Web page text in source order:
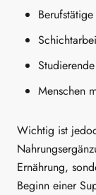
Menschen
Wichtig ist
Ernährung,
Beginn einer